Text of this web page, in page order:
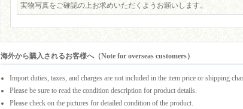
実物写真をご確認の上お求めいただくようお願いします。
海外から購入されるお客様へ（Note for overseas customers）
Import duties, taxes, and charges are not included in the item price or shipping
Please be sure to read the condition description for product details.
Please check on the pictures for detailed condition of the product.